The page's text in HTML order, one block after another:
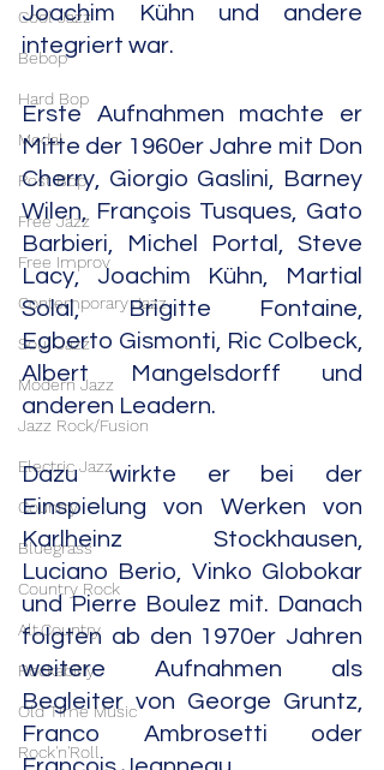
Cool Jazz
Bebop
Hard Bop
Modal
Post Bop
Free Jazz
Free Improv
Contemporary Jazz
Soul Jazz
Modern Jazz
Jazz Rock/Fusion
Electric Jazz
Country
Bluegrass
Country Rock
Alt.Country
Rockabilly
Old Time Music
Rock'n'Roll
Joachim Kühn und andere
integriert war.
Erste Aufnahmen machte er
Mitte der 1960er Jahre mit Don
Cherry, Giorgio Gaslini, Barney
Wilen, François Tusques, Gato
Barbieri, Michel Portal, Steve
Lacy, Joachim Kühn, Martial
Solal, Brigitte Fontaine,
Egberto Gismonti, Ric Colbeck,
Albert Mangelsdorff und
anderen Leadern.
Dazu wirkte er bei der
Einspielung von Werken von
Karlheinz Stockhausen,
Luciano Berio, Vinko Globokar
und Pierre Boulez mit. Danach
folgten ab den 1970er Jahren
weitere Aufnahmen als
Begleiter von George Gruntz,
Franco Ambrosetti oder